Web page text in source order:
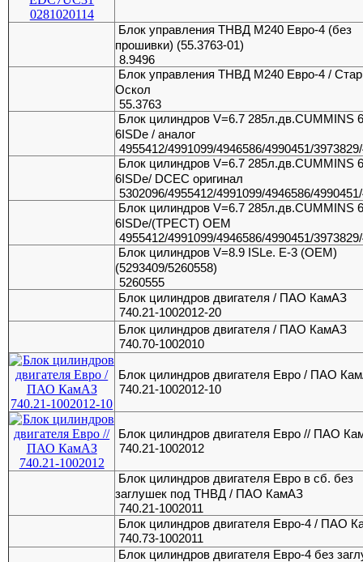
Блок управления ТНВД М240 Евро-4 (без
прошивки) (55.3763-01)
8.9496
Блок управления ТНВД М240 Евро-4 /
Оскол
55.3763
Блок цилиндров V=6.7 285л.дв.CUMMINS
6ISDe / аналог
4955412/4991099/4946586/4990451/
Блок цилиндров V=6.7 285л.дв.CUMMINS
6ISDe/ DCEC оригинал
5302096/4955412/4991099/4946586/
Блок цилиндров V=6.7 285л.дв.CUMMINS
6ISDe/(ТРЕСТ) OEM
4955412/4991099/4946586/4990451/
Блок цилиндров V=8.9 ISLe. E-3 (ОЕМ)
(5293409/5260558)
5260555
Блок цилиндров двигателя / ПАО КамАЗ
740.21-1002012-20
Блок цилиндров двигателя / ПАО КамАЗ
740.70-1002010
Блок цилиндров двигателя Евро / ПАО
740.21-1002012-10
Блок цилиндров двигателя Евро // ПАО
740.21-1002012
Блок цилиндров двигателя Евро в сб. без
заглушек под ТНВД / ПАО КамАЗ
740.21-1002011
Блок цилиндров двигателя Евро-4 / ПАО
740.73-1002011
Блок цилиндров двигателя Евро-4 без